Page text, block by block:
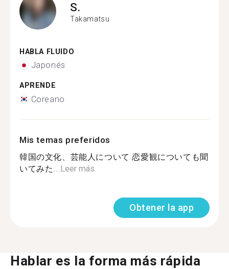
S.
Takamatsu
HABLA FLUIDO
Japonés
APRENDE
Coreano
Mis temas preferidos
韓国の文化、芸能人について 恋愛観についても聞
いてみた... Leer más
Obtener la app
Hablar es la forma más rápida